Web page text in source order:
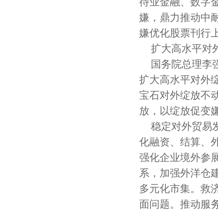
嫌，鼎力推动中
嫌优化股票刊行
扩大高水平对
国务院总理李
扩大高水平对外
宝石对外绽放不
放，以绽放促变
稳定对外贸易
化融资、结算、
强化企业境外参
系，加强外洋仓
多元化市集。救
面问题。推动服